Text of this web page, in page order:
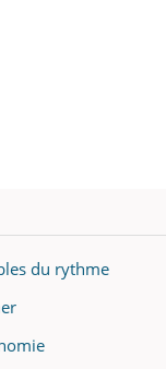
du rythme